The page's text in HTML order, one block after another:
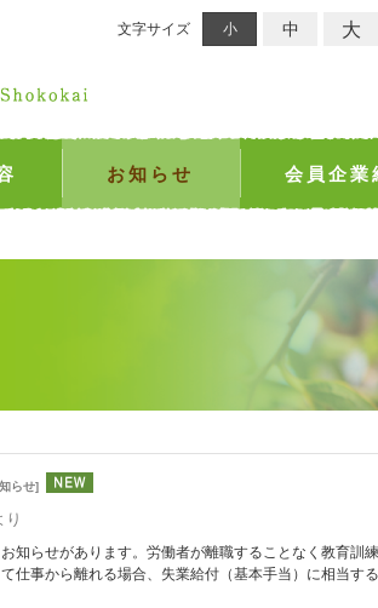
文字サイズ 小 中 大
お知らせ 会員企業
らせ]
知らせがあります。労働者が離職することなく教育訓練
仕事から離れる場合、失業給付（基本手当）に相当する